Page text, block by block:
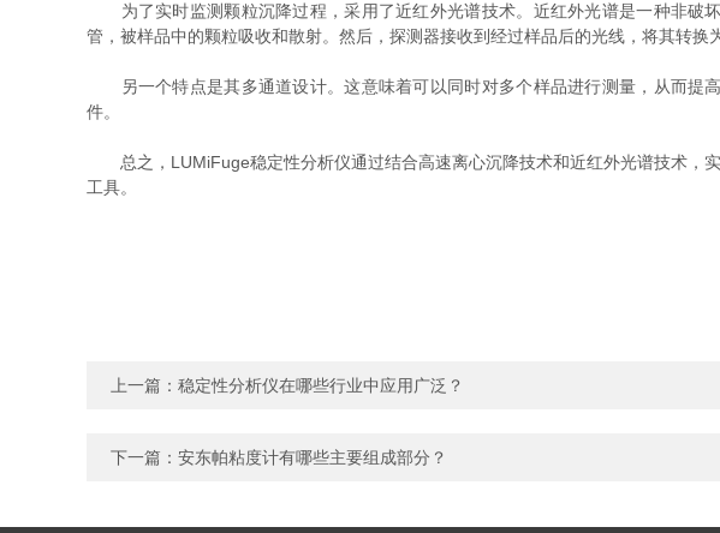
为了实时监测颗粒沉降过程，采用了近红外光谱技术。近红外光谱是一种非破
管，被样品中的颗粒吸收和散射。然后，探测器接收到经过样品后的光线，将其转
另一个特点是其多通道设计。这意味着可以同时对多个样品进行测量，从而提
件。
总之，LUMiFuge稳定性分析仪通过结合高速离心沉降技术和近红外光谱技术，
工具。
上一篇： 稳定性分析仪在哪些行业中应用广泛？
下一篇： 安东帕粘度计有哪些主要组成部分？